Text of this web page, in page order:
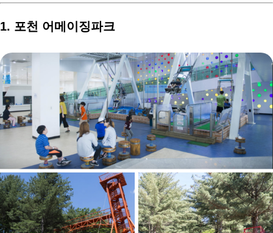
1. 포천 어메이징파크